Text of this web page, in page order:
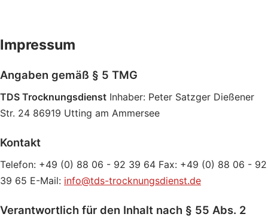
Impressum
Angaben gemäß § 5 TMG
TDS Trocknungsdienst Inhaber: Peter Satzger Dießener
Str. 24 86919 Utting am Ammersee
Kontakt
Telefon: +49 (0) 88 06 - 92 39 64 Fax: +49 (0) 88 06 - 92
39 65 E-Mail: info@tds-trocknungsdienst.de
Verantwortlich für den Inhalt nach § 55 Abs. 2